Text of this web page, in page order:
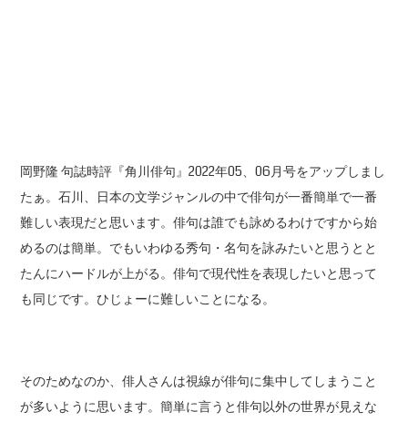
岡野隆 句誌時評『角川俳句』2022年05、06月号をアップしまし
たぁ。石川、日本の文学ジャンルの中で俳句が一番簡単で一番
難しい表現だと思います。俳句は誰でも詠めるわけですから始
めるのは簡単。でもいわゆる秀句・名句を詠みたいと思うとと
たんにハードルが上がる。俳句で現代性を表現したいと思って
も同じです。ひじょーに難しいことになる。
そのためなのか、俳人さんは視線が俳句に集中してしまうこと
が多いように思います。簡単に言うと俳句以外の世界が見えな